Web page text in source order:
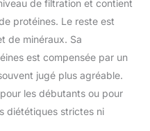
!
de filtration et contient
protéines. Le reste est
de minéraux. Sa
est compensée par un
jugé plus agréable.
les débutants ou pour
diététiques strictes ni